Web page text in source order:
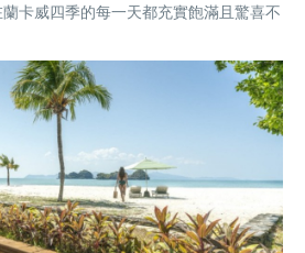
卡威四季的每一天都充實飽滿且驚喜不